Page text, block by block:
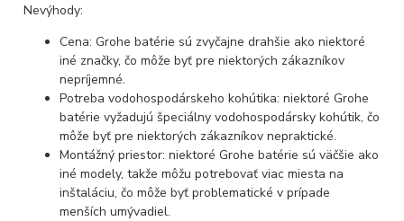
Nevýhody:
Cena: Grohe batérie sú zvyčajne drahšie ako niektoré
iné značky, čo môže byť pre niektorých zákazníkov
nepríjemné.
Potreba vodohospodárskeho kohútika: niektoré Grohe
batérie vyžadujú špeciálny vodohospodársky kohútik, čo
môže byť pre niektorých zákazníkov nepraktické.
Montážný priestor: niektoré Grohe batérie sú väčšie ako
iné modely, takže môžu potrebovať viac miesta na
inštaláciu, čo môže byť problematické v prípade
menších umývadiel.